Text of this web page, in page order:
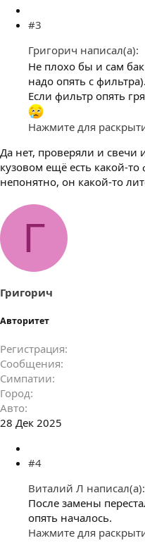
#3
Григорич написал(а):
Не плохо бы и сам
надо опять с фильтра).
Если фильтр опять
Нажмите для
Да нет, проверяли и
кузовом ещё есть какой-
непонятно, он какой-то
Г
Григорич
Авторитет
Регистрация
Сообщения
Симпатии
Город
Авто
28 Дек 2025
#4
Виталий Л написал(а):
После замены
опять началось.
Нажмите для